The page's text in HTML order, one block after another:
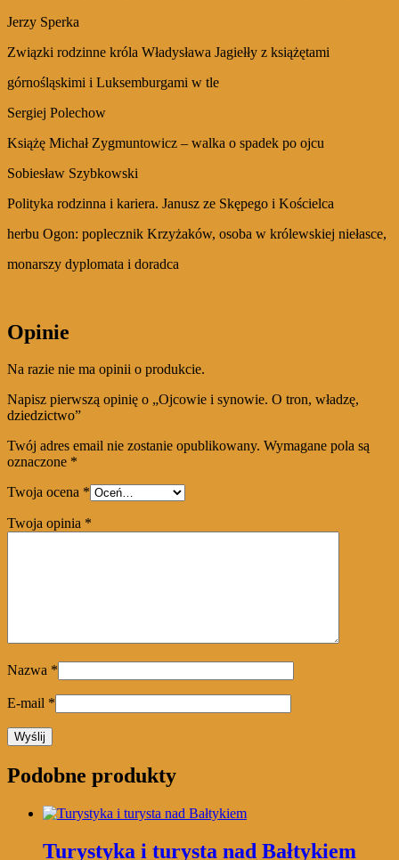
Jerzy Sperka
Związki rodzinne króla Władysława Jagiełły z książętami
górnośląskimi i Luksemburgami w tle
Sergiej Polechow
Książę Michał Zygmuntowicz – walka o spadek po ojcu
Sobiesław Szybkowski
Polityka rodzinna i kariera. Janusz ze Skępego i Kościelca
herbu Ogon: poplecznik Krzyżaków, osoba w królewskiej niełasce,
monarszy dyplomata i doradca
Opinie
Na razie nie ma opinii o produkcie.
Napisz pierwszą opinię o „Ojcowie i synowie. O tron, władzę,
dziedzictwo”
Twój adres email nie zostanie opublikowany. Wymagane pola są
oznaczone *
Twoja ocena *
Twoja opinia *
Nazwa *
E-mail *
Podobne produkty
Turystyka i turysta nad Bałtykiem